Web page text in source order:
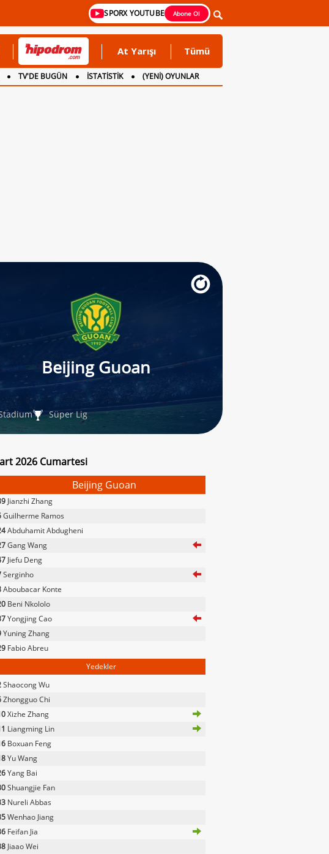
SPORX YOUTUBE Abone Ol
At Yarışı Tümü
TV'DE BUGÜN İSTATİSTİK
(YENİ) OYUNLAR
Beijing Guoan
Süper Lig
2026 Cumartesi
Beijing Guoan
Jianzhi Zhang
Guilherme Ramos
Abduhamit Abdugheni
Gang Wang
Jiefu Deng
Serginho
Aboubacar Konte
Beni Nkololo
Yongjing Cao
Yuning Zhang
Fabio Abreu
Yedekler
Shaocong Wu
Zhongguo Chi
Xizhe Zhang
Liangming Lin
Boxuan Feng
Yu Wang
Yang Bai
Shuangjie Fan
Nureli Abbas
Wenhao Jiang
Feifan Jia
Jiaao Wei